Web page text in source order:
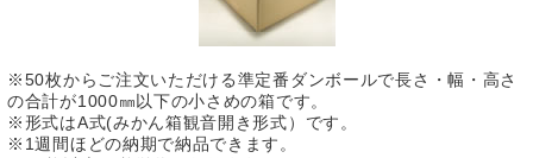
※50枚からご注文いただける準定番ダンボールで長さ・幅・高さ
の合計が1000㎜以下の小さめの箱です。
※形式はA式(みかん箱観音開き形式）です。
※1週間ほどの納期で納品できます。